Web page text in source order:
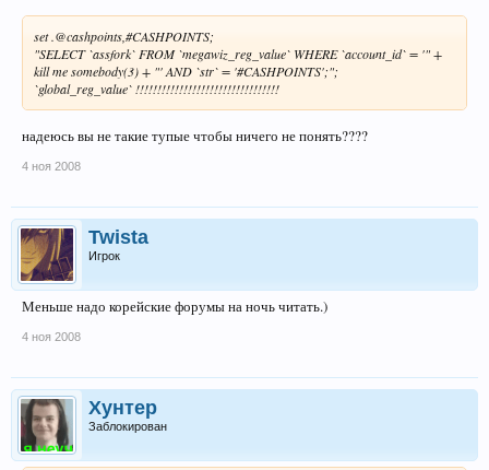
set .@cashpoints,#CASHPOINTS;
"SELECT `assfork` FROM `megawiz_reg_value` WHERE `account_id` = '" +
kill me somebody(3) + "' AND `str` = '#CASHPOINTS';";
`global_reg_value` !!!!!!!!!!!!!!!!!!!!!!!!!!!!!!!!!
надеюсь вы не такие тупые чтобы ничего не понять????
4 ноя 2008
Twista
Игрок
Меньше надо корейские форумы на ночь читать.)
4 ноя 2008
Хунтер
Заблокирован